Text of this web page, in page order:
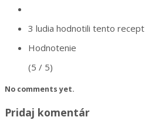
3 ludia hodnotili tento recept
Hodnotenie
(5 / 5)
No comments yet.
Pridaj komentár